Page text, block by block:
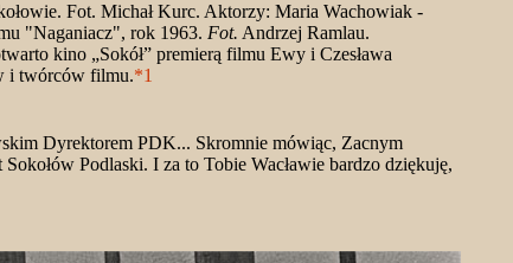
Fot. Michał Kurc. Aktorzy: Maria Wachowiak -
"Naganiacz", rok 1963. Fot. Andrzej Ramlau.
kino „Sokół” premierą filmu Ewy i Czesława
i twórców filmu.*1
Dyrektorem PDK... Skromnie mówiąc, Zacnym
Podlaski. I za to Tobie Wacławie bardzo dziękuję,